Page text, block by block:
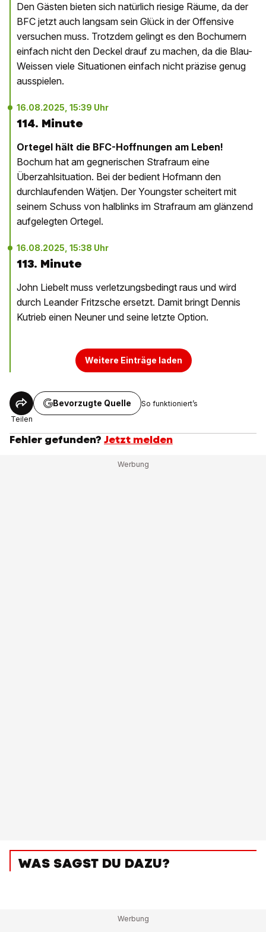
Den Gästen bieten sich natürlich riesige Räume, da der
BFC jetzt auch langsam sein Glück in der Offensive
versuchen muss. Trotzdem gelingt es den Bochumern
einfach nicht den Deckel drauf zu machen, da die Blau-
Weissen viele Situationen einfach nicht präzise genug
ausspielen.
16.08.2025, 15:39 Uhr
114. Minute
Ortegel hält die BFC-Hoffnungen am Leben!
Bochum hat am gegnerischen Strafraum eine
Überzahlsituation. Bei der bedient Hofmann den
durchlaufenden Wätjen. Der Youngster scheitert mit
seinem Schuss von halblinks im Strafraum am glänzend
aufgelegten Ortegel.
16.08.2025, 15:38 Uhr
113. Minute
John Liebelt muss verletzungsbedingt raus und wird
durch Leander Fritzsche ersetzt. Damit bringt Dennis
Kutrieb einen Neuner und seine letzte Option.
Weitere Einträge laden
Teilen
Bevorzugte Quelle So funktioniert’s
Fehler gefunden? Jetzt melden
WAS SAGST DU DAZU?